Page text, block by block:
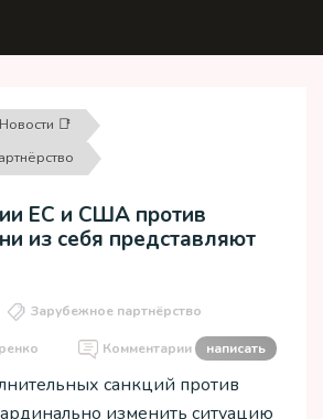
Новости 📑
ЕС и США против
из себя представляют
Зарубежное партнёрство
Комментарии написать
санкций против
изменить ситуацию